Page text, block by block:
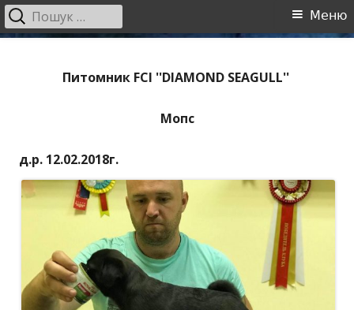
собаківництва
Головне
Меню
Пошук:
Питомник FCI ''DIAMOND SEAGULL''
Мопс
д.р. 12.02.2018г.